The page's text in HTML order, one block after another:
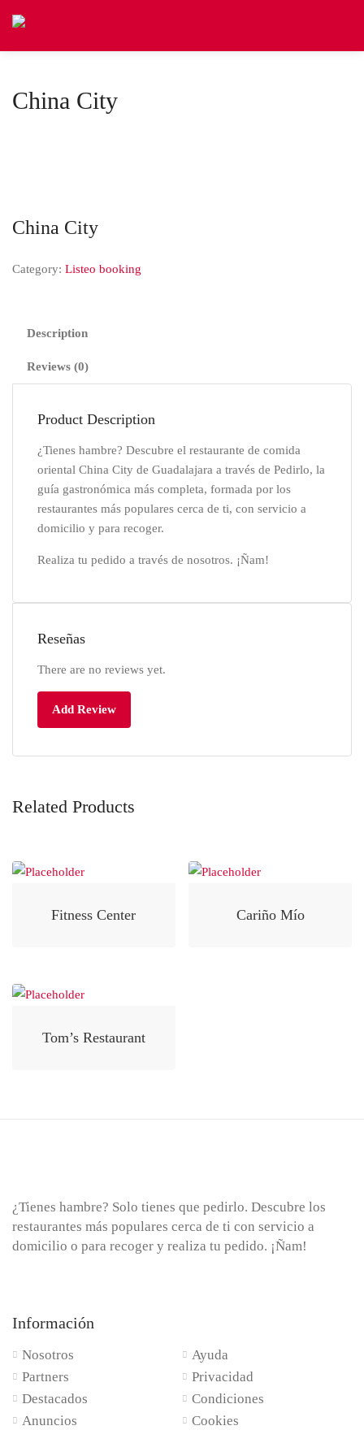
China City
China City
Category: Listeo booking
Description
Reviews (0)
Product Description
¿Tienes hambre? Descubre el restaurante de comida
oriental China City de Guadalajara a través de Pedirlo, la
guía gastronómica más completa, formada por los
restaurantes más populares cerca de ti, con servicio a
domicilio y para recoger.
Realiza tu pedido a través de nosotros. ¡Ñam!
Reseñas
There are no reviews yet.
Add Review
Related Products
Fitness Center Cariño Mío
Tom’s Restaurant
¿Tienes hambre? Solo tienes que pedirlo. Descubre los
restaurantes más populares cerca de ti con servicio a
domicilio o para recoger y realiza tu pedido. ¡Ñam!
Información
Nosotros
Partners
Destacados
Anuncios
Ayuda
Privacidad
Condiciones
Cookies